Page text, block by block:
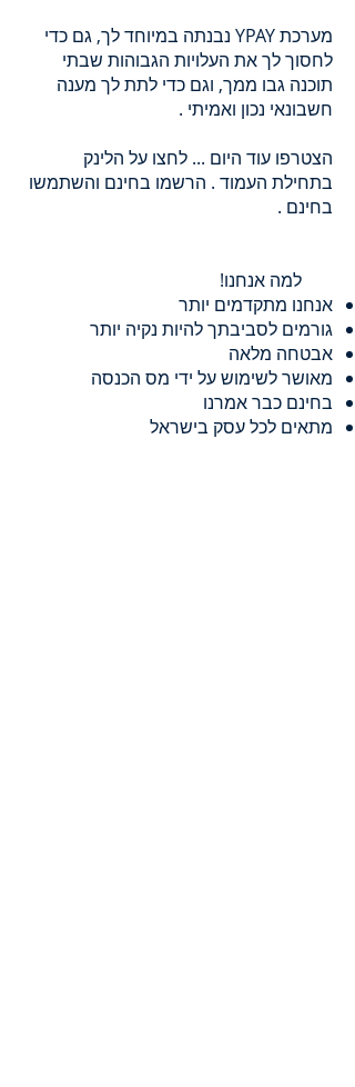
מערכת YPAY נבנתה במיוחד לך, גם כדי
לחסוך לך את העלויות הגבוהות שבתי
תוכנה גבו ממך, וגם כדי לתת לך מענה
חשבונאי נכון ואמיתי .
הצטרפו עוד היום ... לחצו על הלינק
בתחילת העמוד . הרשמו בחינם והשתמשו
בחינם .
למה אנחנו!
אנחנו מתקדמים יותר
גורמים לסביבתך להיות נקיה יותר
אבטחה מלאה
מאושר לשימוש על ידי מס הכנסה
בחינם כבר אמרנו
מתאים לכל עסק בישראל